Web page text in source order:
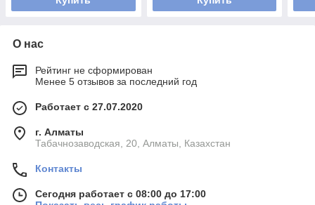
О нас
Рейтинг не сформирован
Менее 5 отзывов за последний год
Работает с 27.07.2020
г. Алматы
Табачнозаводская, 20, Алматы, Казахстан
Контакты
Сегодня работает с 08:00 до 17:00